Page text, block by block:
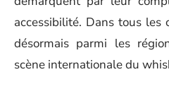
accessibilité. Dans tous les
désormais parmi les
scène internationale du